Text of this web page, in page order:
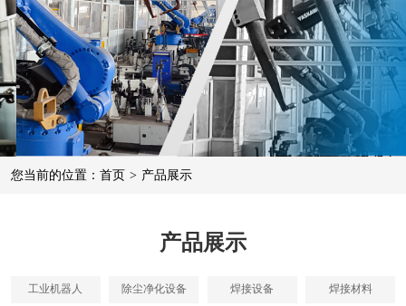
您当前的位置： 首页 > 产品展示
产品展示
工业机器人 除尘净化设备 焊接设备 焊接材料